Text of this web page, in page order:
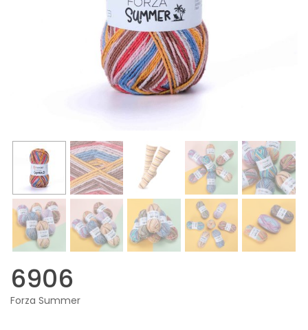
6906
Forza Summer